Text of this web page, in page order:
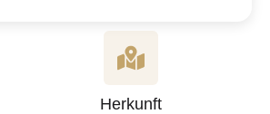
Herkunft